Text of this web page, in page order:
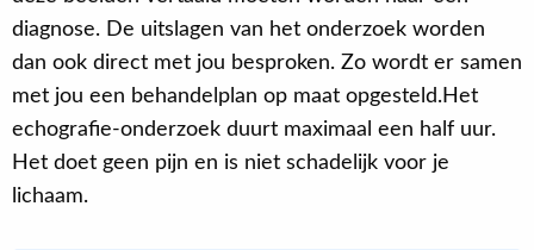
diagnose. De uitslagen van het onderzoek worden
dan ook direct met jou besproken. Zo wordt er samen
met jou een behandelplan op maat opgesteld.Het
echografie-onderzoek duurt maximaal een half uur.
Het doet geen pijn en is niet schadelijk voor je
lichaam.